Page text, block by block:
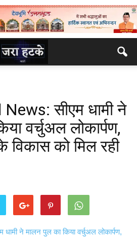
सीएम धामी ने
वर्चुअल लोकार्पण,
विकास को मिल रही